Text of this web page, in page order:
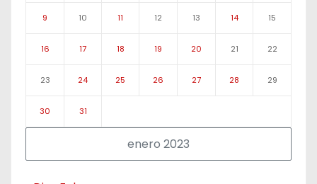
enero 2023
9 10 11 12 13 14 15
16 17 18 19 20 21 22
23 24 25 26 27 28 29
30 31